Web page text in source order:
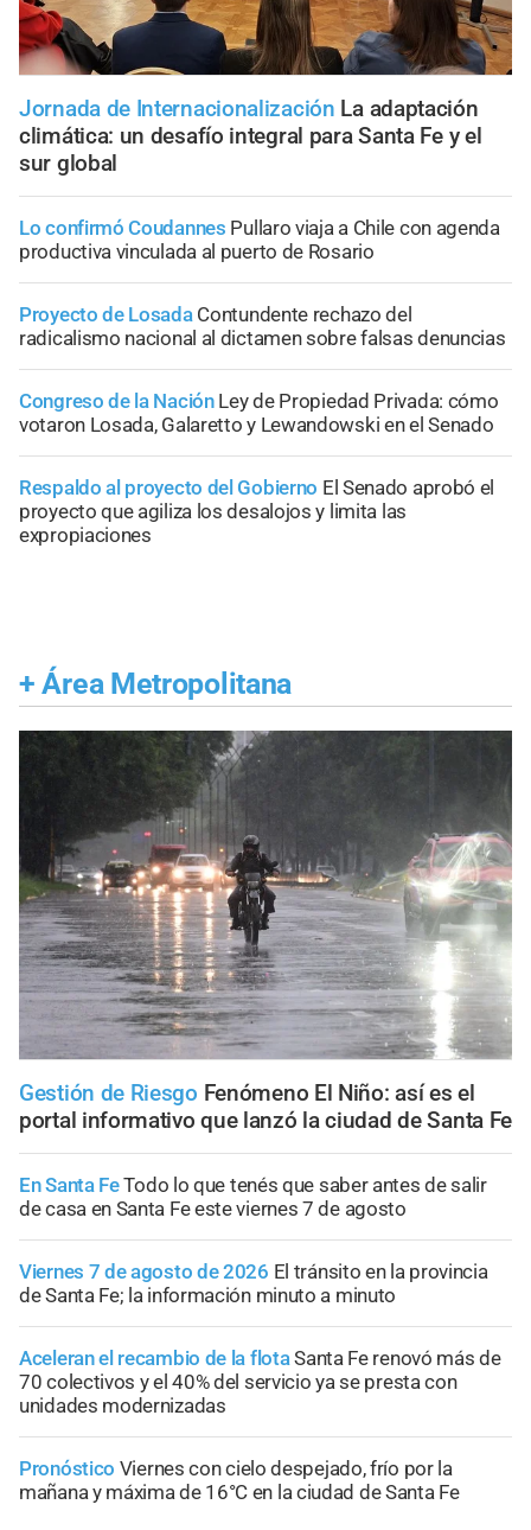
Jornada de Internacionalización La adaptación
climática: un desafío integral para Santa Fe y el
sur global
Lo confirmó Coudannes Pullaro viaja a Chile con agenda
productiva vinculada al puerto de Rosario
Proyecto de Losada Contundente rechazo del
radicalismo nacional al dictamen sobre falsas denuncias
Congreso de la Nación Ley de Propiedad Privada: cómo
votaron Losada, Galaretto y Lewandowski en el Senado
Respaldo al proyecto del Gobierno El Senado aprobó el
proyecto que agiliza los desalojos y limita las
expropiaciones
+ Área Metropolitana
Gestión de Riesgo Fenómeno El Niño: así es el
portal informativo que lanzó la ciudad de Santa Fe
En Santa FeTodo lo que tenés que saber antes de salir
de casa en Santa Fe este viernes 7 de agosto
Viernes 7 de agosto de 2026 El tránsito en la provincia
de Santa Fe; la información minuto a minuto
Aceleran el recambio de la flotaSanta Fe renovó más de
70 colectivos y el 40% del servicio ya se presta con
unidades modernizadas
Pronóstico Viernes con cielo despejado, frío por la
mañana y máxima de 16°C en la ciudad de Santa Fe